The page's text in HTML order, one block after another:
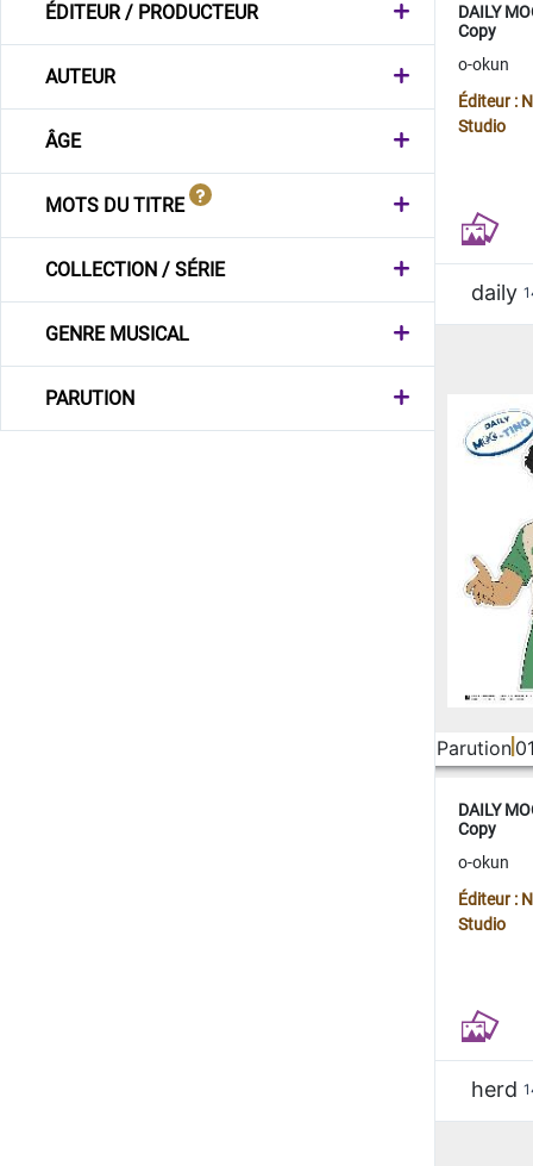
ÉDITEUR / PRODUCTEUR
AUTEUR
ÂGE
MOTS DU TITRE
COLLECTION / SÉRIE
GENRE MUSICAL
PARUTION
DAILY
Copy
o-okun
Éditeur :
Studio
daily
Parution
DAILY
Copy
o-okun
Éditeur :
Studio
herd